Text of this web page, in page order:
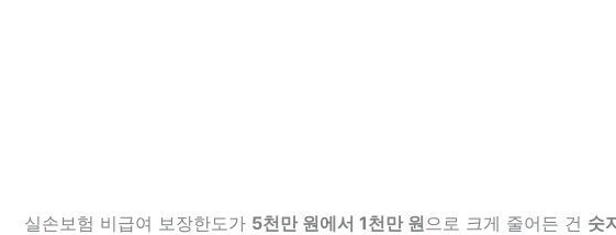
실손보험 비급여 보장한도가 5천만 원에서 1천만 원 으로 크게 줄어든 건 숫